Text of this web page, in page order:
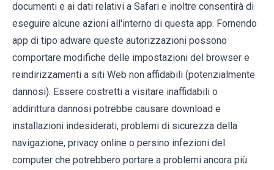
documenti e ai dati relativi a Safari e inoltre consentirà di
eseguire alcune azioni all'interno di questa app. Fornendo
app di tipo adware queste autorizzazioni possono
comportare modifiche delle impostazioni del browser e
reindirizzamenti a siti Web non affidabili (potenzialmente
dannosi). Essere costretti a visitare inaffidabili o
addirittura dannosi potrebbe causare download e
installazioni indesiderati, problemi di sicurezza della
navigazione, privacy online o persino infezioni del
computer che potrebbero portare a problemi ancora più